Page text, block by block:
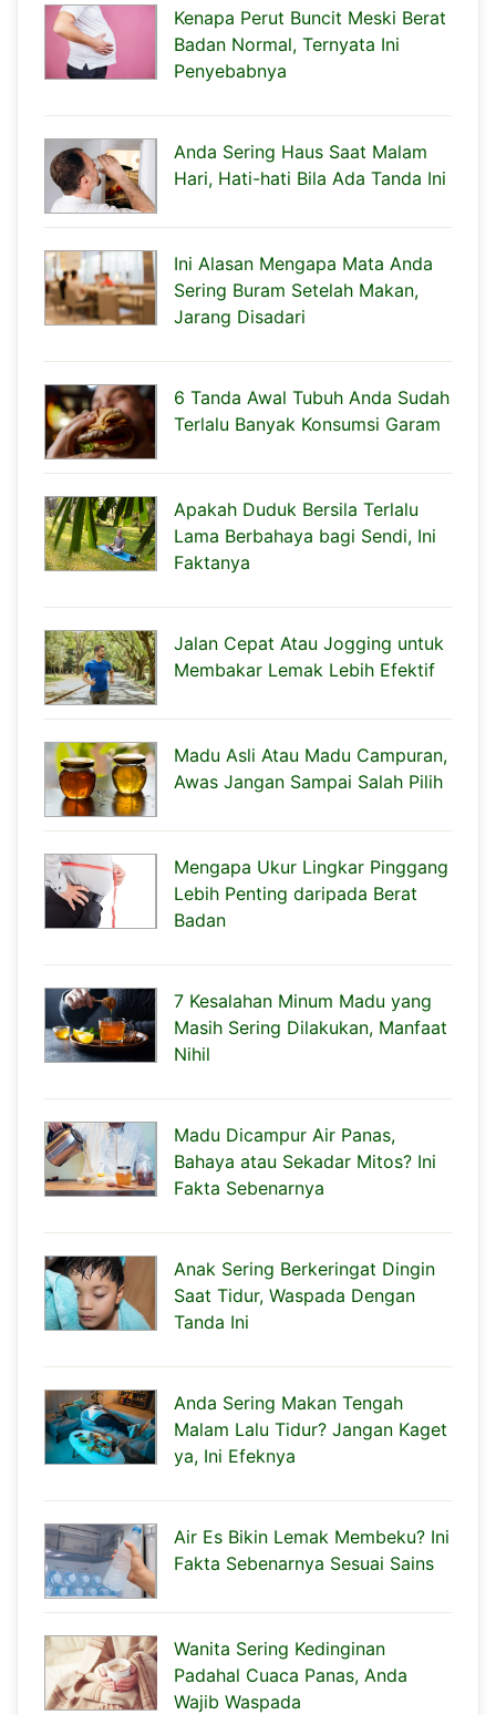
Kenapa Perut Buncit Meski Berat
Badan Normal, Ternyata Ini
Penyebabnya
Anda Sering Haus Saat Malam
Hari, Hati-hati Bila Ada Tanda Ini
Ini Alasan Mengapa Mata Anda
Sering Buram Setelah Makan,
Jarang Disadari
6 Tanda Awal Tubuh Anda Sudah
Terlalu Banyak Konsumsi Garam
Apakah Duduk Bersila Terlalu
Lama Berbahaya bagi Sendi, Ini
Faktanya
Jalan Cepat Atau Jogging untuk
Membakar Lemak Lebih Efektif
Madu Asli Atau Madu Campuran,
Awas Jangan Sampai Salah Pilih
Mengapa Ukur Lingkar Pinggang
Lebih Penting daripada Berat
Badan
7 Kesalahan Minum Madu yang
Masih Sering Dilakukan, Manfaat
Nihil
Madu Dicampur Air Panas,
Bahaya atau Sekadar Mitos? Ini
Fakta Sebenarnya
Anak Sering Berkeringat Dingin
Saat Tidur, Waspada Dengan
Tanda Ini
Anda Sering Makan Tengah
Malam Lalu Tidur? Jangan Kaget
ya, Ini Efeknya
Air Es Bikin Lemak Membeku? Ini
Fakta Sebenarnya Sesuai Sains
Wanita Sering Kedinginan
Padahal Cuaca Panas, Anda
Wajib Waspada